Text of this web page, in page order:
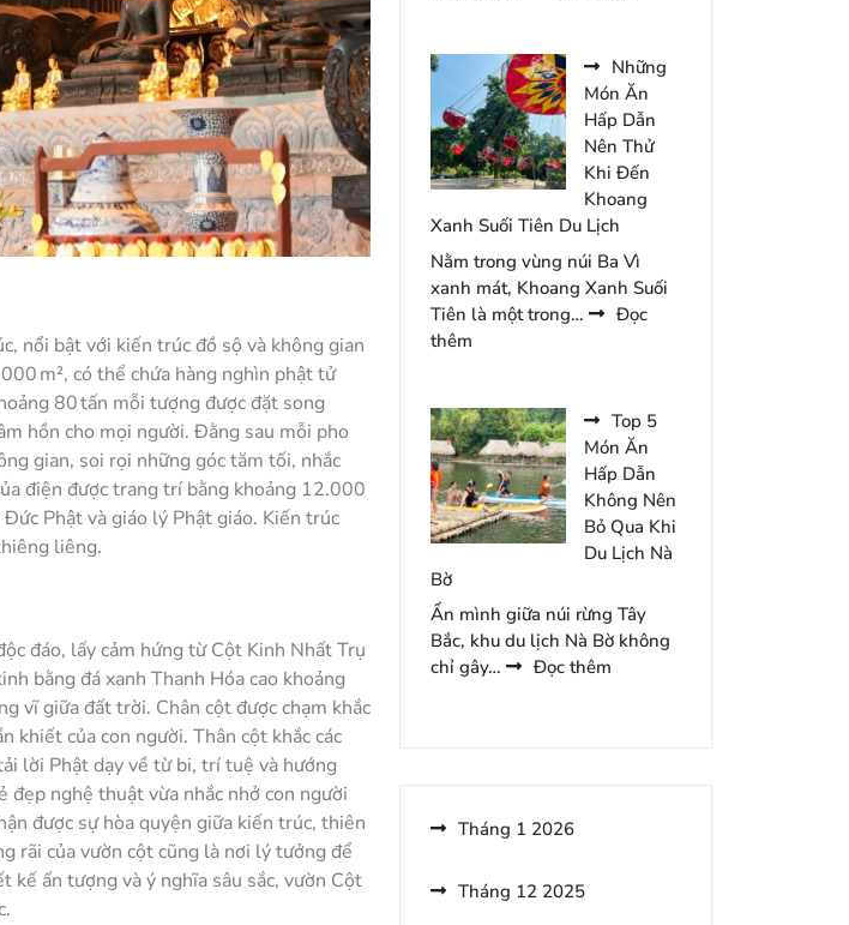
nổi bật với kiến trúc đồ sộ và không gian
m², có thể chứa hàng nghìn phật tử
80 tấn mỗi tượng được đặt song
hồn cho mọi người. Đằng sau mỗi pho
gian, soi rọi những góc tăm tối, nhắc
điện được trang trí bằng khoảng 12.000
Phật và giáo lý Phật giáo. Kiến trúc
liêng.
đáo, lấy cảm hứng từ Cột Kinh Nhất Trụ
bằng đá xanh Thanh Hóa cao khoảng
vĩ giữa đất trời. Chân cột được chạm khắc
khiết của con người. Thân cột khắc các
lời Phật dạy về từ bi, trí tuệ và hướng
nghệ thuật vừa nhắc nhở con người
được sự hòa quyện giữa kiến trúc, thiên
rãi của vườn cột cũng là nơi lý tưởng để
ấn tượng và ý nghĩa sâu sắc, vườn Cột
Nghiệm
Khám
Phá
Khu
Du
Lịch
An
3
Ngày
2
Những
Món Ăn
Hấp Dẫn
Nên Thử
Khi Đến
Khoang
Xanh Suối Tiên Du Lịch
Nằm trong vùng núi Ba Vì
xanh mát, Khoang Xanh Suối
Tiên là một trong…
Đọc
thêm
Ăn
Hấp
Dẫn
Nên
Thử
Khi
Khoang
Xanh
Suối
Tiên
Top 5
Món Ăn
Hấp Dẫn
Không Nên
Bỏ Qua Khi
Du Lịch Nà
Bờ
Ẩn mình giữa núi rừng Tây
Bắc, khu du lịch Nà Bờ không
chỉ gây…
Đọc thêm
Món
Tháng 1 2026
Tháng 12 2025